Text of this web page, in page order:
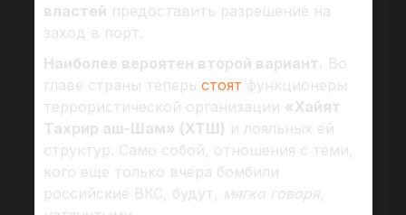
властей предоставить разрешение на
заход в порт.
Наиболее вероятен второй вариант. Во
главе страны теперь стоят функционеры
террористической организации «Хайят
Тахрир аш-Шам» (ХТШ) и лояльных ей
структур. Само собой, отношения с теми,
кого еще только вчера бомбили
российские ВКС, будут, мягко говоря,